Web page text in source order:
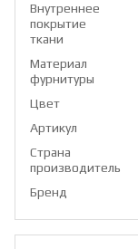
Внутреннее
покрытие
ткани
Материал
фурнитуры
Цвет
Артикул
Страна
производитель
Бренд